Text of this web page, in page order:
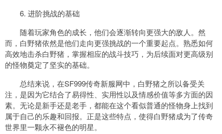
6. 进阶挑战的基础
随着玩家角色的成长，他们会逐渐转向更强大的敌人。然
而，白野猪依然是他们走向更强挑战的一个重要起点。熟悉如何
高效地击杀白野猪，掌握相应的战斗技巧，为后续面对更高级别
的怪物奠定了坚实的基础。
总结来说，在SF999传奇新服网中，白野猪之所以备受关
注，是因为它结合了易得性、实用性以及情感价值等多方面的因
素。无论是新手还是老手，都能在这个看似普通的怪物身上找到
属于自己的乐趣和回报。正是这些特点，使得白野猪成为了传奇
世界里一颗永不褪色的明星。